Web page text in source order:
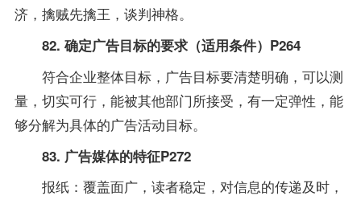
济，擒贼先擒王，谈判神格。
82. 确定广告目标的要求（适用条件）P264
符合企业整体目标，广告目标要清楚明确，可以测
量，切实可行，能被其他部门所接受，有一定弹性，能
够分解为具体的广告活动目标。
83. 广告媒体的特征P272
报纸：覆盖面广，读者稳定，对信息的传递及时，